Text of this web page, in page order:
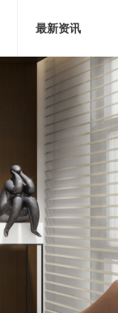
最新资讯